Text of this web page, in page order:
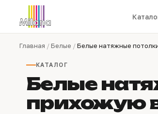
Главная /Белые /Белые натяжные
КАТАЛОГ
Белые
прихожую